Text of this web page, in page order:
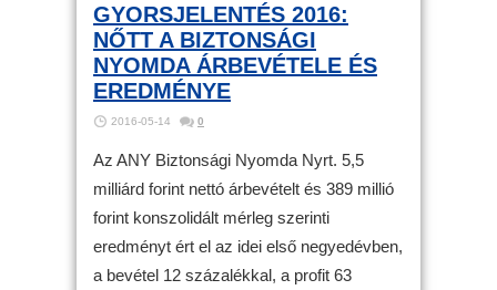
GYORSJELENTÉS 2016:
NŐTT A BIZTONSÁGI
NYOMDA ÁRBEVÉTELE ÉS
EREDMÉNYE
2016-05-14 0
Az ANY Biztonsági Nyomda Nyrt. 5,5
milliárd forint nettó árbevételt és 389 millió
forint konszolidált mérleg szerinti
eredményt ért el az idei első negyedévben,
a bevétel 12 százalékkal, a profit 63